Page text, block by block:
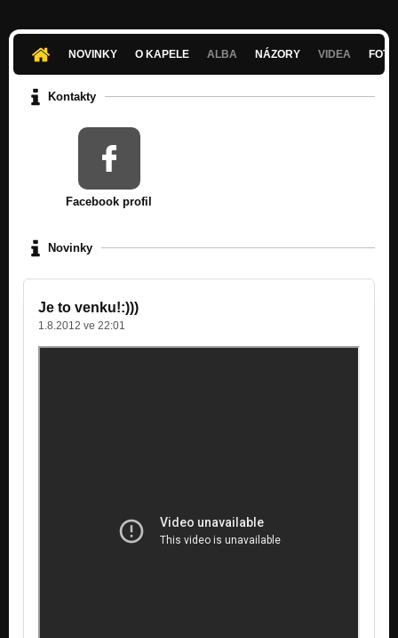
-ReFlex - Generace
Nezařazeno
Nezařazeno
NOVINKY O KAPELE ALBA NÁZORY VIDEA
Kontakty
Facebook profil
Novinky
Je to venku!:)))
1.8.2012 ve 22:01